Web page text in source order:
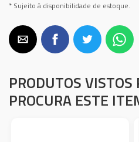
* Sujeito à disponibilidade de estoque.
PRODUTOS VISTOS
PROCURA ESTE